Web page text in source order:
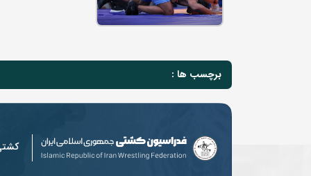
برچسب ها :